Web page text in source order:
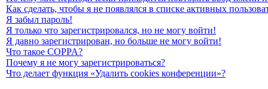
Как сделать, чтобы я не появлялся в списке активных
Я забыл пароль!
Я только что зарегистрировался, но не могу войти!
Я давно зарегистрирован, но больше не могу войти!
Что такое COPPA?
Почему я не могу зарегистрироваться?
Что делает функция «Удалить cookies конференции»?